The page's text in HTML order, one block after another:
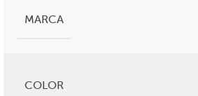
MARCA
COLOR